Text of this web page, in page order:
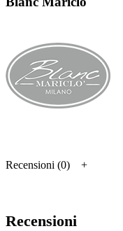
Recensioni (0)
Recensioni